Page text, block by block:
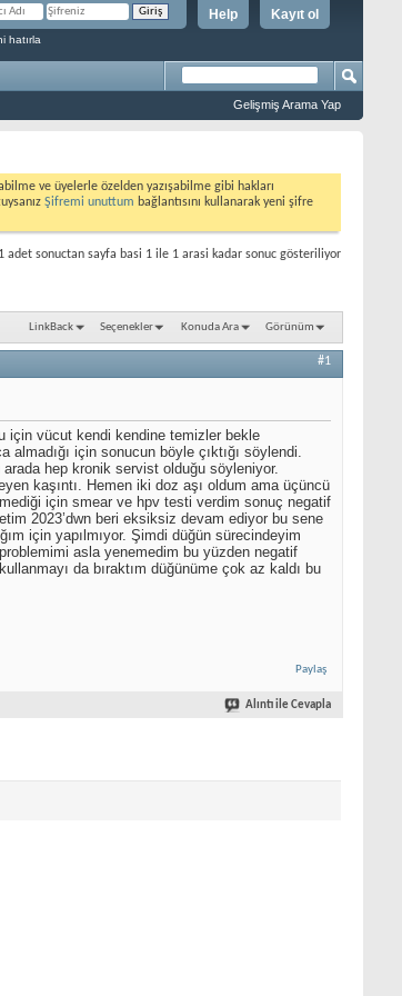
Kayıt ol
Help
hatırla
Gelişmiş Arama Yap
ve üyelerle özelden yazışabilme gibi hakları
Şifremi unuttum bağlantısını kullanarak yeni şifre
adet sonuctan sayfa basi 1 ile 1 arasi kadar sonuc gösteriliyor
LinkBack Seçenekler Konuda Ara Görünüm
#1
için vücut kendi kendine temizler bekle
için sonucun böyle çıktığı söylendi.
hep kronik servist olduğu söyleniyor.
kaşıntı. Hemen iki doz aşı oldum ama üçüncü
için smear ve hpv testi verdim sonuç negatif
2023’dwn beri eksiksiz devam ediyor bu sene
için yapılmıyor. Şimdi düğün sürecindeyim
asla yenemedim bu yüzden negatif
da bıraktım düğünüme çok az kaldı bu
Paylaş
Alıntı ile Cevapla